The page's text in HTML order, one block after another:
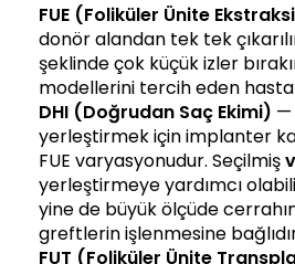
FUE (Foliküler Ünite
donör alandan tek tek
şeklinde çok küçük izler
modellerini tercih eden
DHI (Doğrudan Saç Ekimi) —
yerleştirmek için implanter
FUE varyasyonudur. Seçilmiş
yerleştirmeye yardımcı
yine de büyük ölçüde
greftlerin işlenmesine
FUT (Foliküler Ünite